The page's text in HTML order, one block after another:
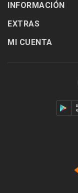
INFORMACIÓN
EXTRAS
MI CUENTA